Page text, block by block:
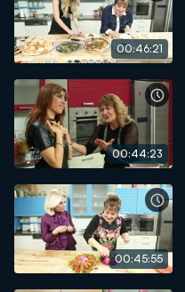
00:46:21
00:44:23
00:45:55